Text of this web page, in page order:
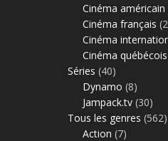
Cinéma américain
Cinéma français
Cinéma
Cinéma québécois
Séries (40)
Dynamo (8)
Jampack.tv (30)
Tous les genres (562)
Action (7)